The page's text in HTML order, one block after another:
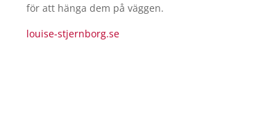
för att hänga dem på väggen.
louise-stjernborg.se